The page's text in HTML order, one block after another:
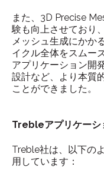
また、3D Precise
験も向上させており
メッシュ生成にかか
イクル全体をスムー
アプリケーション開
設計など、より本質
ことができました。
Trebleアプリケーシ
Treble社は、以下の
用しています：